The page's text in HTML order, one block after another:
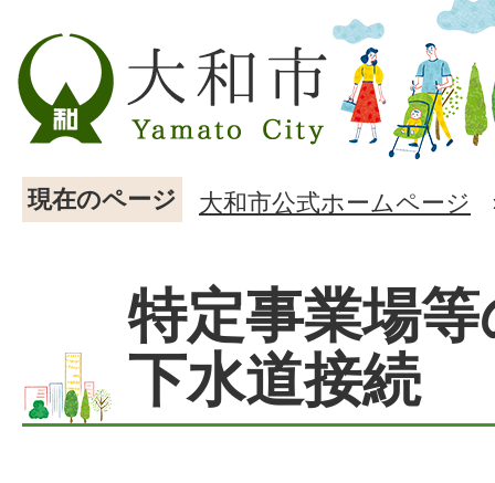
現在のページ 大和市公式ホームページ
特定事業場
下水道接続